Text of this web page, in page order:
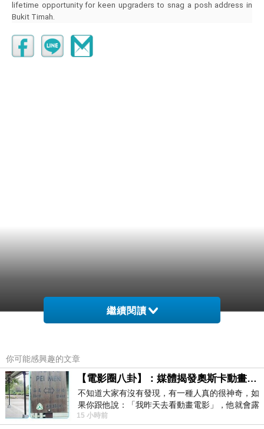
lifetime opportunity for keen upgraders to snag a posh address in
Bukit Timah.
繼續閱讀
你可能感興趣的文章
【電影圈八卦】：媒體揭發奧斯卡動畫項目投票醜聞！好萊塢為什麼看不起動畫電影？
不知道大家有沒有發現，有一種人真的很神奇，如
果你跟他說：「我昨天去看動畫電影」，他就會露
出一種慈祥的微笑，然後問你是不是陪小
15 小時前